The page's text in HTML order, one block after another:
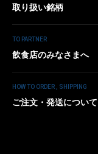
取り扱い銘柄
TO PARTNER
飲食店のみなさまへ
HOW TO ORDER , SHIPPING
ご注文・発送について